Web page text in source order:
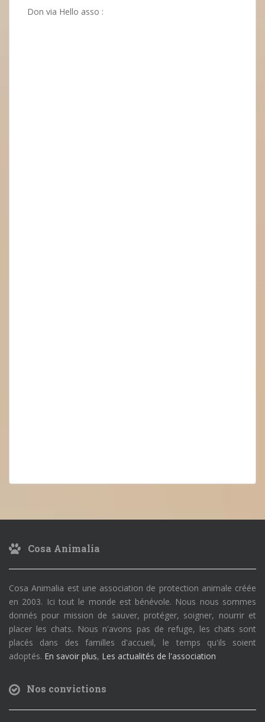
Don via Hello asso :
Cosa Animalia
Cosa Animalia est une association de protection animale créée
en 2003. Ici tout le monde est bénévole. Nous nous sommes
donnés pour mission de sauver, protéger, soigner, nourrir et
placer les chats. Nous n'avons pas de refuge, les chats sont
placés dans des familles d'accueil, le temps qu'ils soient
adoptés. En savoir plus, Les actualités de l'association
Nos convictions